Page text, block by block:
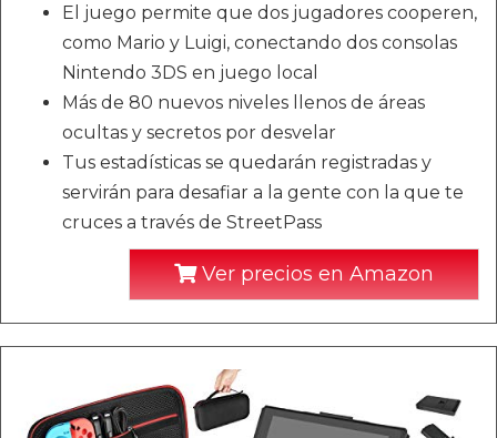
El juego permite que dos jugadores cooperen,
como Mario y Luigi, conectando dos consolas
Nintendo 3DS en juego local
Más de 80 nuevos niveles llenos de áreas
ocultas y secretos por desvelar
Tus estadísticas se quedarán registradas y
servirán para desafiar a la gente con la que te
cruces a través de StreetPass
Ver precios en Amazon